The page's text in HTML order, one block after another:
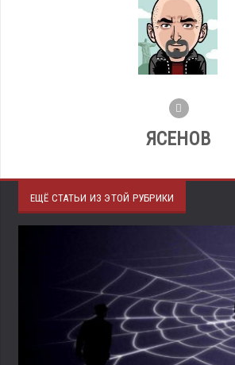
ЯСЕНОВ
ЕЩЁ СТАТЬИ ИЗ ЭТОЙ РУБРИКИ